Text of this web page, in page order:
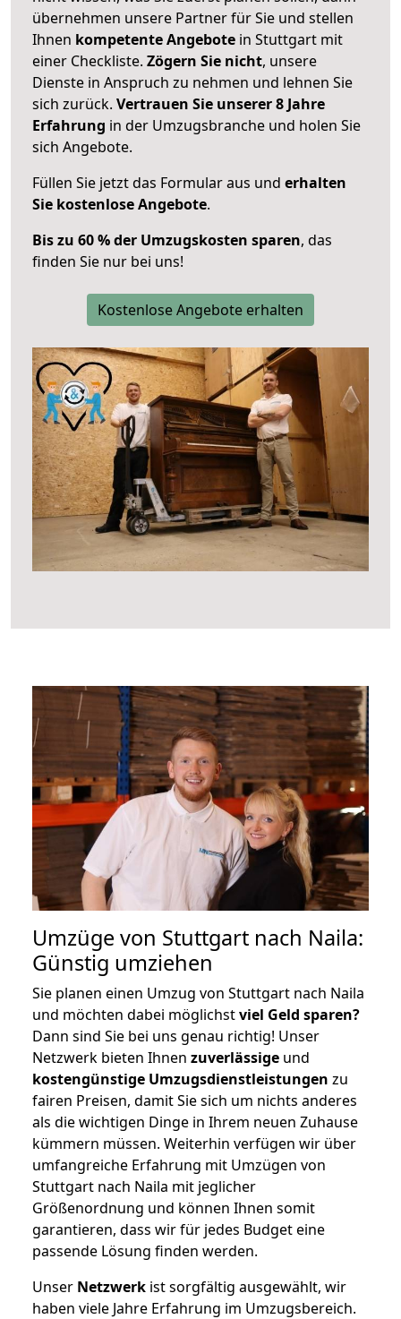
übernehmen unsere Partner für Sie und stellen
Ihnen kompetente Angebote in Stuttgart mit
einer Checkliste. Zögern Sie nicht, unsere
Dienste in Anspruch zu nehmen und lehnen Sie
sich zurück. Vertrauen Sie unserer 8 Jahre
Erfahrung in der Umzugsbranche und holen Sie
sich Angebote.
Füllen Sie jetzt das Formular aus und erhalten
Sie kostenlose Angebote.
Bis zu 60 % der Umzugskosten sparen, das
finden Sie nur bei uns!
Kostenlose Angebote erhalten
Umzüge von Stuttgart nach Naila:
Günstig umziehen
Sie planen einen Umzug von Stuttgart nach Naila
und möchten dabei möglichstviel Geld sparen?
Dann sind Sie bei uns genau richtig! Unser
Netzwerk bieten Ihnen zuverlässige und
kostengünstige Umzugsdienstleistungen zu
fairen Preisen, damit Sie sich um nichts anderes
als die wichtigen Dinge in Ihrem neuen Zuhause
kümmern müssen. Weiterhin verfügen wir über
umfangreiche Erfahrung mit Umzügen von
Stuttgart nach Naila mit jeglicher
Größenordnung und können Ihnen somit
garantieren, dass wir für jedes Budget eine
passende Lösung finden werden.
Unser Netzwerk ist sorgfältig ausgewählt, wir
haben viele Jahre Erfahrung im Umzugsbereich.